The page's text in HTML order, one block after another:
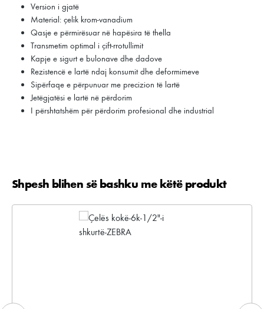
Version i gjatë
Material: çelik krom-vanadium
Qasje e përmirësuar në hapësira të thella
Transmetim optimal i çift-rrotullimit
Kapje e sigurt e bulonave dhe dadove
Rezistencë e lartë ndaj konsumit dhe deformimeve
Sipërfaqe e përpunuar me precizion të lartë
Jetëgjatësi e lartë në përdorim
I përshtatshëm për përdorim profesional dhe industrial
Kalo galerinë e produktit
Shpesh blihen së bashku me këtë produkt